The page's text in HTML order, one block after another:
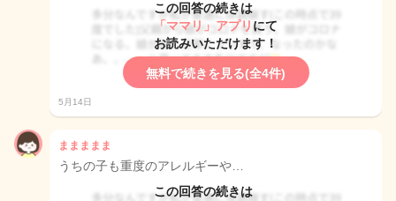
この回答の続きは
「ママリ」アプリ にて
お読みいただけます！
無料で続きを見る(全4件)
5月14日
ままままま
うちの子も重度のアレルギーや…
この回答の続きは